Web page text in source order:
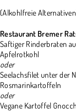
(Alkohlfreie
Restaurant Bremer
Saftiger Rinderbraten
Apfelrotkohl
oder
Seelachsfilet unter der
Rosmarinkartoffeln
oder
Vegane Kartoffel